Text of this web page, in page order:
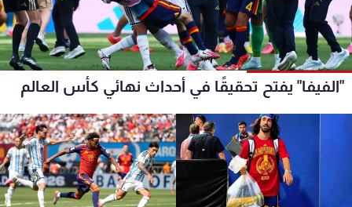
"الفيفا" يفتح تحقيقًا في أحداث نهائي كأس العالم